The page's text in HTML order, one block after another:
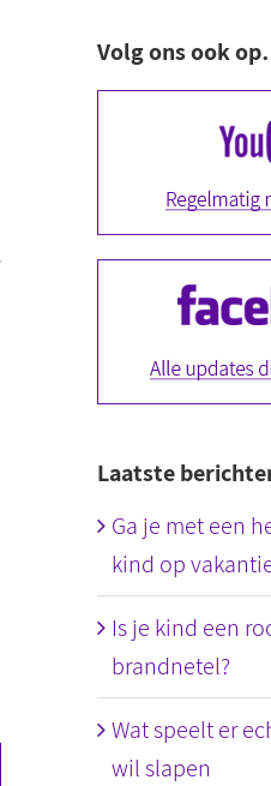
Volg ons ook
Laatste
Ga je met een
kind op
Is je kind een
brandnetel?
Wat speelt er
wil slapen